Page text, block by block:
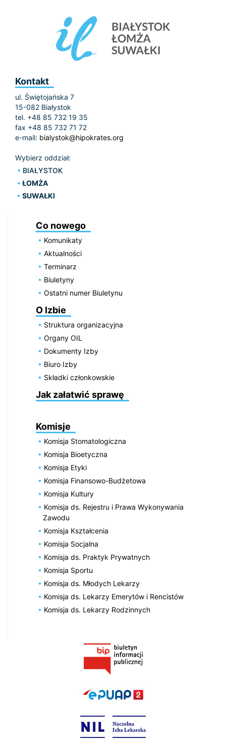
Kontakt
ul. Świętojańska 7
15-082 Białystok
tel. +48 85 732 19 35
fax +48 85 732 71 72
e-mail: bialystok@hipokrates.org
Wybierz oddział:
BIAŁYSTOK
ŁOMŻA
SUWAŁKI
Co nowego
Komunikaty
Aktualności
Terminarz
Biuletyny
Ostatni numer Biuletynu
O Izbie
Struktura organizacyjna
Organy OIL
Dokumenty Izby
Biuro Izby
Składki członkowskie
Jak załatwić sprawę
Komisje
Komisja Stomatologiczna
Komisja Bioetyczna
Komisja Etyki
Komisja Finansowo-Budżetowa
Komisja Kultury
Komisja ds. Rejestru i Prawa Wykonywania
Zawodu
Komisja Kształcenia
Komisja Socjalna
Komisja ds. Praktyk Prywatnych
Komisja Sportu
Komisja ds. Młodych Lekarzy
Komisja ds. Lekarzy Emerytów i Rencistów
Komisja ds. Lekarzy Rodzinnych